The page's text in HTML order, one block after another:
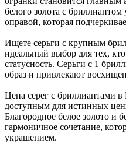
белого золота с
оправой, которая
Ищете серьги с крупным
идеальный выбор для тех,
статусность. Серьги с 1
образ и привлекают
Цена серег с бриллиантами
доступным для истинных
Благородное белое золото и
гармоничное сочетание,
украшением.